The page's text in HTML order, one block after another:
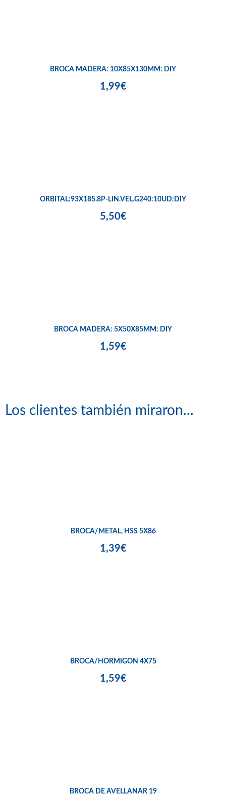
BROCA MADERA: 10X85X130MM: DIY
1,99€
ORBITAL:93X185.8P-LÍN.VEL.G240:10UD:DIY
5,50€
BROCA MADERA: 5X50X85MM: DIY
1,59€
Los clientes también miraron...
BROCA/METAL, HSS 5X86
1,39€
BROCA/HORMIGÓN 4X75
1,59€
BROCA DE AVELLANAR 19